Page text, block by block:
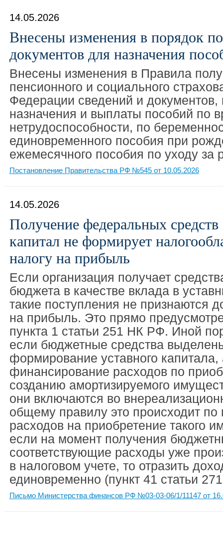
14.05.2026
Внесены изменения в порядок
документов для назначения
Внесены изменения в Правила
пенсионного и социального
Федерации сведений и
назначения и выплаты пособий по
нетрудоспособности, по
единовременного пособия при
ежемесячного пособия по уходу за
Постановление Правительства РФ №545 от 10.05.2026
14.05.2026
Получение федеральных средств
капитал не формирует
налогу на прибыль
Если организация получает
бюджета в качестве вклада в
такие поступления не признаются
на прибыль. Это прямо
пункта 1 статьи 251 НК РФ. Иной
если бюджетные средства
формирование уставного капитала,
финансирование расходов по
созданию амортизируемого
они включаются во
общему правилу это происходит по
расходов на приобретение такого
если на момент получения
соответствующие расходы уже
в налоговом учете, то отразить
единовременно (пункт 41 статьи
Письмо Министерства финансов РФ №03-03-06/1/11147 от